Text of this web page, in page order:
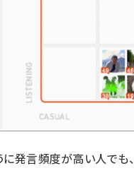
に発言頻度が高い人でも、